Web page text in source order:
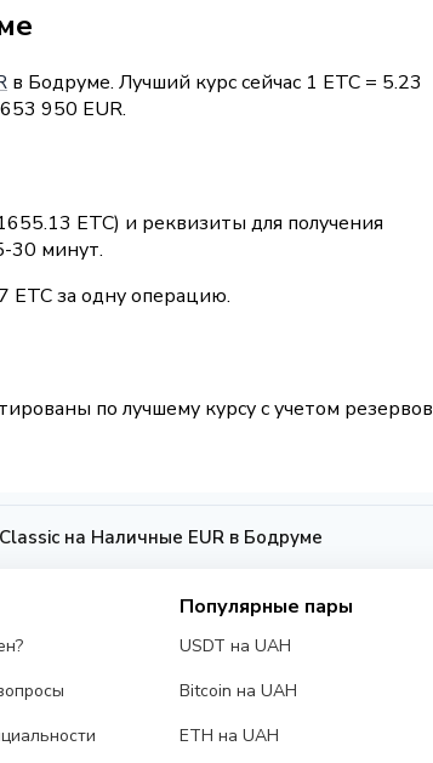
в Бодруме. Лучший курс сейчас 1 ETC = 5.23
653 950 EUR.
ETC) и реквизиты для получения
30 минут.
ETC за одну операцию.
по лучшему курсу с учетом резервов
на Наличные EUR в Бодруме
Популярные пары
USDT на UAH
Bitcoin на UAH
ETH на UAH